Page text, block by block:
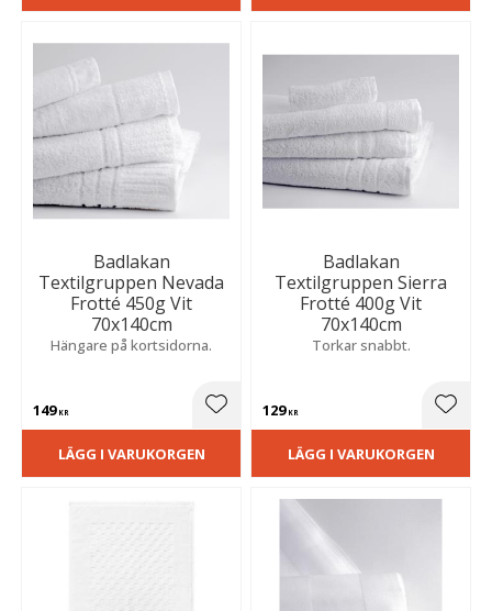
Badlakan
Textilgruppen Nevada
Frotté 450g Vit
70x140cm
Hängare på kortsidorna.
149KR Lägg till i favoriter
LÄGG I VARUKORGEN
Badlakan
Textilgruppen Sierra
Frotté 400g Vit
70x140cm
Torkar snabbt.
129KR
LÄGG I VARUKORGEN